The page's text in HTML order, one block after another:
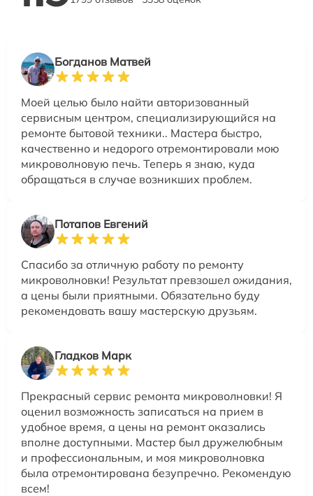
Богданов Матвей
Моей целью было найти авторизованный
сервисным центром, специализирующийся на
ремонте бытовой техники.. Мастера быстро,
качественно и недорого отремонтировали мою
микроволновую печь. Теперь я знаю, куда
обращаться в случае возникших проблем.
Потапов Евгений
Спасибо за отличную работу по ремонту
микроволновки! Результат превзошел ожидания,
а цены были приятными. Обязательно буду
рекомендовать вашу мастерскую друзьям.
Гладков Марк
Прекрасный сервис ремонта микроволновки! Я
оценил возможность записаться на прием в
удобное время, а цены на ремонт оказались
вполне доступными. Мастер был дружелюбным
и профессиональным, и моя микроволновка
была отремонтирована безупречно. Рекомендую
всем!